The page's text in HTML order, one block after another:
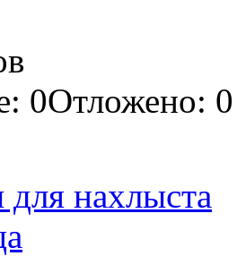
0Отложено: 0
нахлыста